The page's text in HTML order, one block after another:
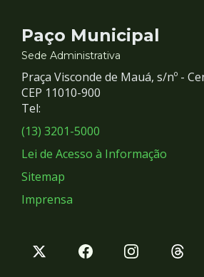
Contato
e
Redes
Sociais
Paço Municipal
Sede Administrativa
Praça Visconde de Mauá, s/nº -
CEP 11010-900
Tel:
(13) 3201-5000
Lei de Acesso à Informação
Sitemap
Imprensa